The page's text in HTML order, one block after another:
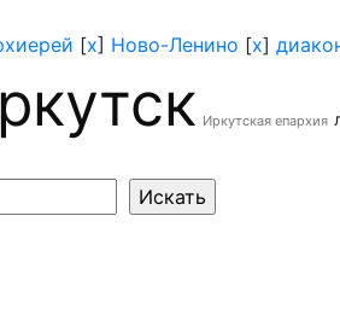
[x] Ново-Ленино [x]
Иркутская епархия